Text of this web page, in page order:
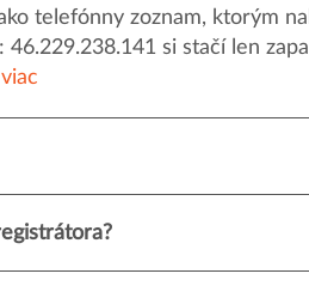
telefónny zoznam, ktorým
si stačí len